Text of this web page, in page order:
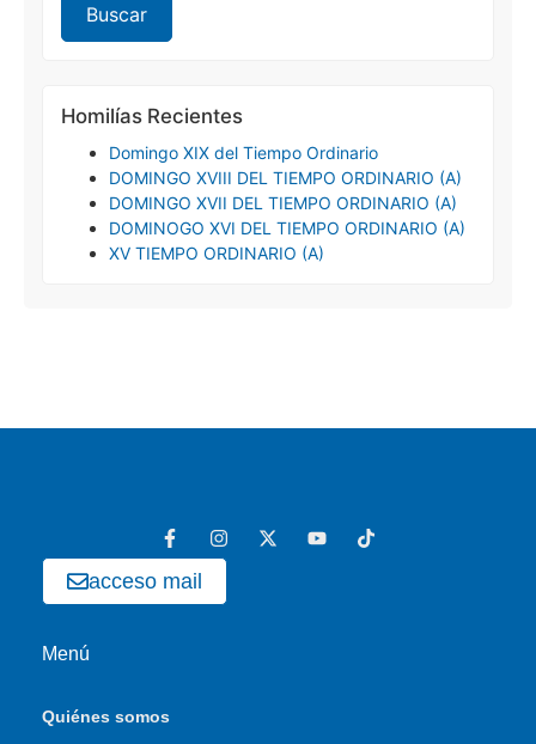
Homilías Recientes
Domingo XIX del Tiempo Ordinario
DOMINGO XVIII DEL TIEMPO ORDINARIO (A)
DOMINGO XVII DEL TIEMPO ORDINARIO (A)
DOMINOGO XVI DEL TIEMPO ORDINARIO (A)
XV TIEMPO ORDINARIO (A)
acceso mail
Menú
Quiénes somos